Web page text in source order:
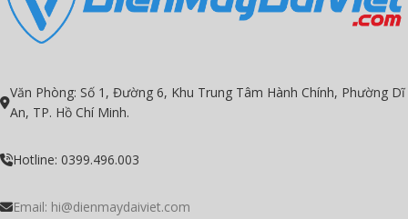
Văn Phòng: Số 1, Đường 6, Khu Trung Tâm Hành Chính, Phường Dĩ
An, TP. Hồ Chí Minh.
Hotline: 0399.496.003
Email: hi@dienmaydaiviet.com